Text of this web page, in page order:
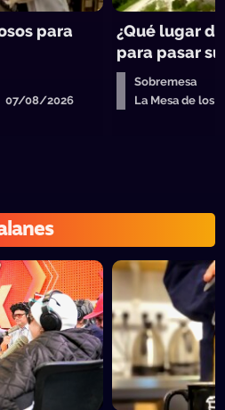
para
07/08/2026
¿Qué lugar
para pasar
Sobremesa
La Mesa de